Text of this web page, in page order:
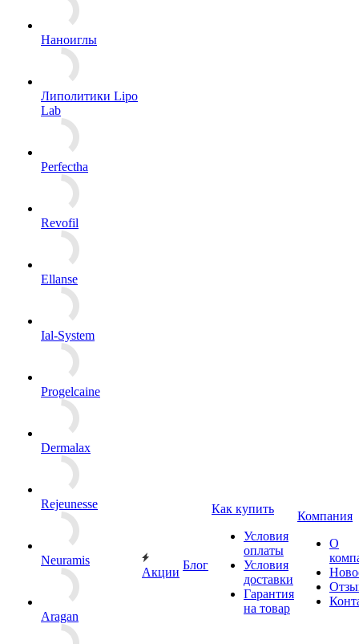
Наноиглы
Липолитики Lipo
Lab
Perfectha
Revofil
Ellanse
Ial-System
Progelcaine
Dermalax
Rejeunesse
Neuramis
Aragan
Акции
Блог
Как купить
Условия
оплаты
Условия
доставки
Гарантия
на товар
Компания
О